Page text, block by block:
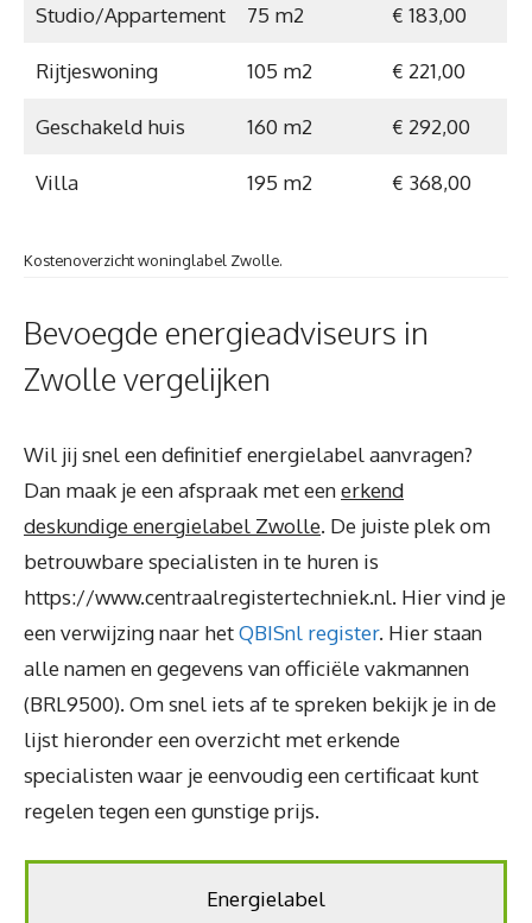
Studio/Appartement 75 m2 € 183,00
Rijtjeswoning 105 m2 € 221,00
Geschakeld huis 160 m2 € 292,00
Villa 195 m2 € 368,00
Kostenoverzicht woninglabel Zwolle.
Bevoegde energieadviseurs in
Zwolle vergelijken
Wil jij snel een definitief energielabel aanvragen?
Dan maak je een afspraak met eenerkend
deskundige energielabel Zwolle. De juiste plek om
betrouwbare specialisten in te huren is
https://www.centraalregistertechniek.nl. Hier vind je
een verwijzing naar hetQBISnl register. Hier staan
alle namen en gegevens van officiële vakmannen
(BRL9500). Om snel iets af te spreken bekijk je in de
lijst hieronder een overzicht met erkende
specialisten waar je eenvoudig een certificaat kunt
regelen tegen een gunstige prijs.
Energielabel